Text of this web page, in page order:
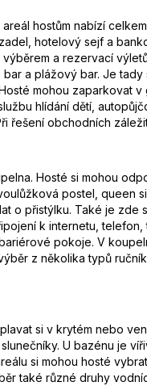
hostům nabízí
hotelový sejf a
a rezervací
a plážový bar. Je
mohou
hlídání dětí,
řešení obchodních
Hosté si mohou
postel, queen
o přistýlku. Také je zde
k internetu,
pokoje. V
z několika typů
si v krytém nebo
U bazénu je
si mohou hosté
také různé druhy